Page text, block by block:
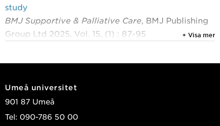
study
BMJ Supportive & Palliative Care , BMJ Publishing
Group Ltd 2025, Vol. 15, (1) : 87-95
treatment for metastatic castration-resistant
prostate cancer: a prospective multicenter study
BMC Palliative Care
+ Visa mer
Umeå universitet
901 87 Umeå
Tel: 090-786 50 00